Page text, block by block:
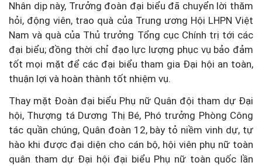
Nhân dịp này, Trưởng đoàn đại biểu đã chuyển lời thăm
hỏi, động viên, trao quà của Trung ương Hội LHPN Việt
Nam và quà của Thủ trưởng Tổng cục Chính trị tới các
đại biểu; đồng thời chỉ đạo lực lượng phục vụ bảo đảm
tốt mọi mặt để các đại biểu tham gia Đại hội an toàn,
thuận lợi và hoàn thành tốt nhiệm vụ.
Thay mặt Đoàn đại biểu Phụ nữ Quân đội tham dự Đại
hội, Thượng tá Dương Thị Bé, Phó trưởng Phòng Công
tác quần chúng, Quân đoàn 12, bày tỏ niềm vinh dự, tự
hào khi được đại diện cho cán bộ, hội viên phụ nữ toàn
quân tham dự Đại hội đại biểu Phụ nữ toàn quốc lần